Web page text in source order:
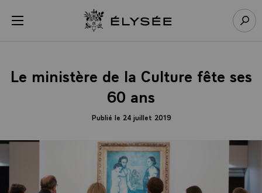
menu Retour à l’accueil Élysée
Le ministère de la Culture fête ses
60 ans
Publié le 24 juillet 2019
Panneau de gestion des cookies